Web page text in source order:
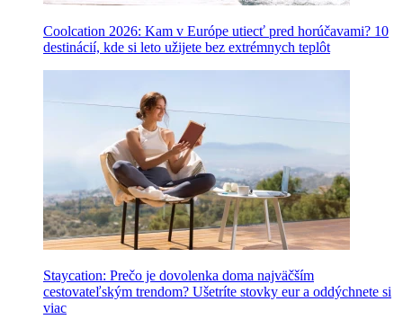
Coolcation 2026: Kam v Európe utiecť pred horúčavami? 10
destinácií, kde si leto užijete bez extrémnych teplôt
Staycation: Prečo je dovolenka doma najväčším
cestovateľským trendom? Ušetríte stovky eur a oddýchnete si
viac